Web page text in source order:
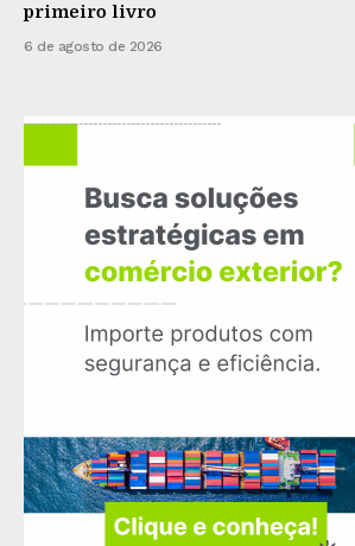
primeiro livro
6 de agosto de 2026